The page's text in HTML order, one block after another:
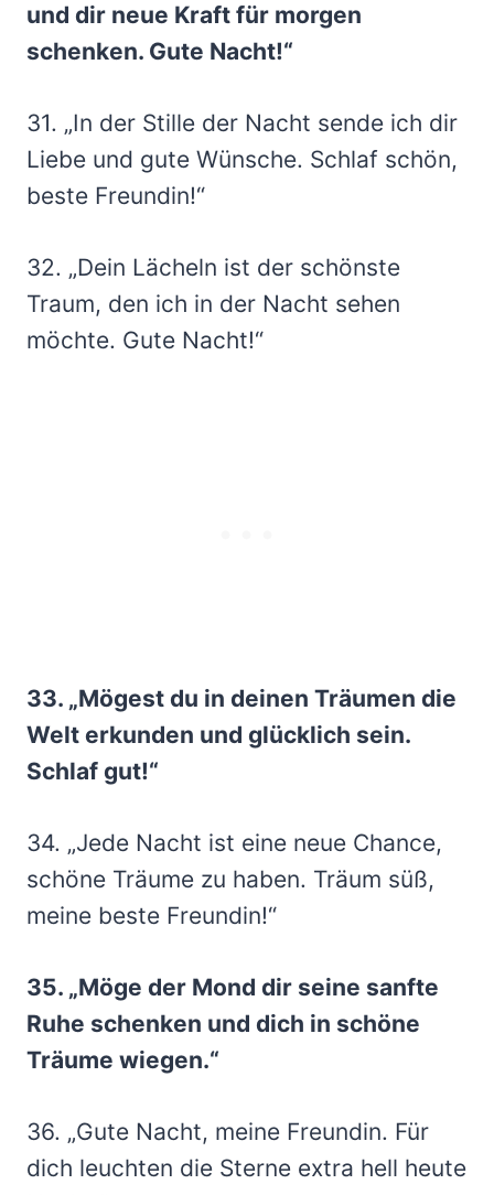
und dir neue Kraft für morgen
schenken. Gute Nacht!“
31. „In der Stille der Nacht sende ich dir
Liebe und gute Wünsche. Schlaf schön,
beste Freundin!“
32. „Dein Lächeln ist der schönste
Traum, den ich in der Nacht sehen
möchte. Gute Nacht!“
33. „Mögest du in deinen Träumen die
Welt erkunden und glücklich sein.
Schlaf gut!“
34. „Jede Nacht ist eine neue Chance,
schöne Träume zu haben. Träum süß,
meine beste Freundin!“
35. „Möge der Mond dir seine sanfte
Ruhe schenken und dich in schöne
Träume wiegen.“
36. „Gute Nacht, meine Freundin. Für
dich leuchten die Sterne extra hell heute